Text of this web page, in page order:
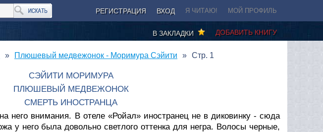
РЕГИСТРАЦИЯ ВХОД Я ЧИТАЮ! МОЙ ПРОФИЛЬ
ДОБАВИТЬ КНИГУ
В ЗАКЛАДКИ
Плюшевый медвежонок - Моримура Сэйити Стр. 1
СЭЙИТИ МОРИМУРА
ПЛЮШЕВЫЙ МЕДВЕЖОНОК
СМЕРТЬ ИНОСТРАНЦА
него внимания. В отеле «Ройал» иностранец не в диковинку - сюда
у него была довольно светлого оттенка для негра. Волосы черные,